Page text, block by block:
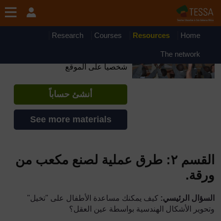
تجاوز إلى المحتوى الرئيسي
OpenLearn Create will be unavailable on Wednesday 12
August 2026 from 8am to 10.30am (GMT) due to routine
Home
Resources
Courses
Research
The network
شخصياً على الموقع
أنشئ حساباً
See more materials
القسم ٢: طرق عملية لصنع مكعب من
ورقة.
السؤال الرئيسي: كيف يمكنك مساعدة الأطفال على "تخيل"
وتحوير الأشكال الهندسية بواسطة عين العقل؟